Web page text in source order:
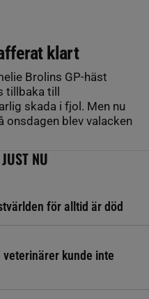
klart
Brolins GP-häst
till
skada i fjol. Men nu
onsdagen blev valacken
NU
för alltid är död
kunde inte